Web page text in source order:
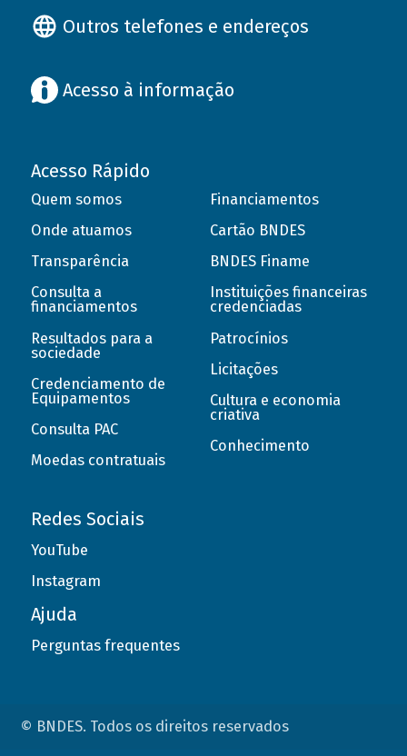
Outros telefones e endereços
Acesso à informação
Acesso Rápido
Quem somos
Onde atuamos
Transparência
Consulta a
financiamentos
Resultados para a
sociedade
Credenciamento de
Equipamentos
Consulta PAC
Moedas contratuais
Financiamentos
Cartão BNDES
BNDES Finame
Instituições financeiras
credenciadas
Patrocínios
Licitações
Cultura e economia
criativa
Conhecimento
Redes Sociais
YouTube
Instagram
Ajuda
Perguntas frequentes
© BNDES. Todos os direitos reservados